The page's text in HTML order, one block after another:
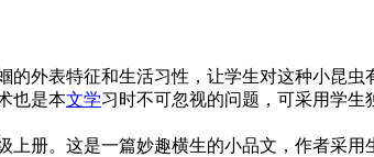
外表特征和生活习性，让学生对这种小昆
也是本文学习时不可忽视的问题，可采用学生
上册。这是一篇妙趣横生的小品文，作者采